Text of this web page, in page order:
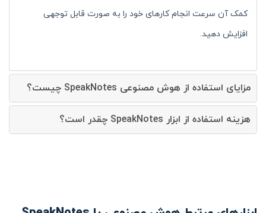
کمک آن سرعت انجام کارهای خود را به صورت قابل توجهی
افزایش دهید.
مزایای استفاده از هوش مصنوعی SpeakNotes چیست؟
هزینه استفاده از ابزار SpeakNotes چقدر است؟